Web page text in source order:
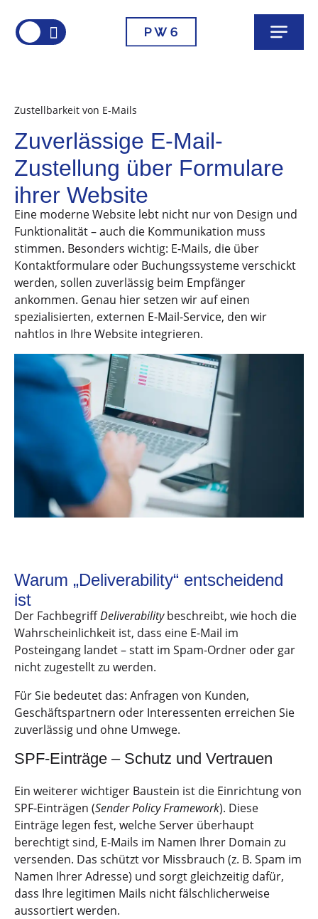

Zustellbarkeit von E-Mails
Zuverlässige E-Mail-
Zustellung über Formulare
ihrer Website
Eine moderne Website lebt nicht nur von Design und
Funktionalität – auch die Kommunikation muss
stimmen. Besonders wichtig: E-Mails, die über
Kontaktformulare oder Buchungssysteme verschickt
werden, sollen zuverlässig beim Empfänger
ankommen. Genau hier setzen wir auf einen
spezialisierten, externen E-Mail-Service, den wir
nahtlos in Ihre Website integrieren.
Warum „Deliverability“ entscheidend
ist
Der FachbegriffDeliverabilitybeschreibt, wie hoch die
Wahrscheinlichkeit ist, dass eine E-Mail im
Posteingang landet – statt im Spam-Ordner oder gar
nicht zugestellt zu werden.
Für Sie bedeutet das: Anfragen von Kunden,
Geschäftspartnern oder Interessenten erreichen Sie
zuverlässig und ohne Umwege.
SPF-Einträge – Schutz und Vertrauen
Ein weiterer wichtiger Baustein ist die Einrichtung von
SPF-Einträgen (Sender Policy Framework). Diese
Einträge legen fest, welche Server überhaupt
berechtigt sind, E-Mails im Namen Ihrer Domain zu
versenden. Das schützt vor Missbrauch (z. B. Spam im
Namen Ihrer Adresse) und sorgt gleichzeitig dafür,
dass Ihre legitimen Mails nicht fälschlicherweise
aussortiert werden.